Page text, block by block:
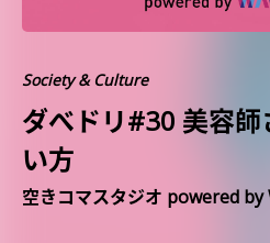
Society & Culture
ダべドリ#30 美容
い方
空きコマスタジオ powered by